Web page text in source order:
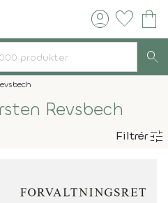
account_circle favorite shopping_bag
search
Revsbech
Filtrértune